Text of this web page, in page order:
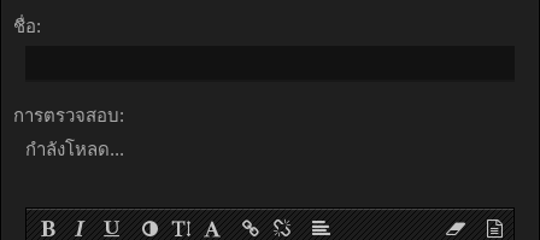
ชื่อ:
การตรวจสอบ:
กำลังโหลด...